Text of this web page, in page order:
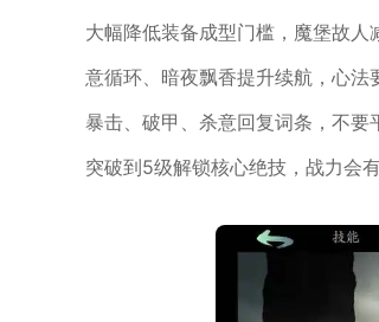
大幅降低装备成型门槛，魔堡故
意循环、暗夜飘香提升续航，心法
暴击、破甲、杀意回复词条，不
突破到5级解锁核心绝技，战力会有